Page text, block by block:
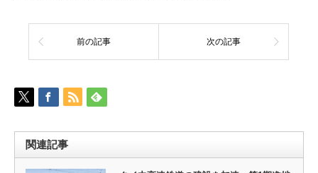
前の記事 次の記事
関連記事